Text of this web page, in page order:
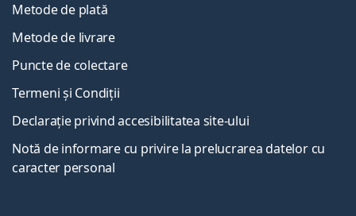
Metode de plată
Metode de livrare
Puncte de colectare
Termeni și Condiții
Declarație privind accesibilitatea site-ului
Notă de informare cu privire la prelucrarea datelor cu
caracter personal